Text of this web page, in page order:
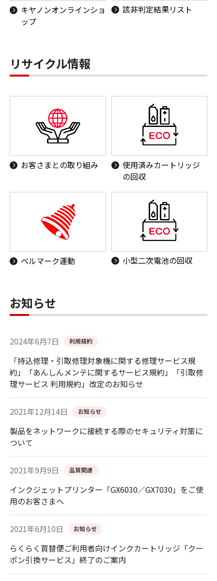
キヤノンオンラインショ
ップ
該非判定結果リスト
リサイクル情報
お客さまとの取り組み
使用済みカートリッジ
の回収
ベルマーク運動 小型二次電池の回収
お知らせ
2024年6月7日 利用規約
「持込修理・引取修理対象機に関する修理サービス規
約」「あんしんメンテに関するサービス規約」「引取修
理サービス 利用規約」改定のお知らせ
2021年12月14日 お知らせ
製品をネットワークに接続する際のセキュリティ対策に
ついて
2021年9月9日 品質関連
インクジェットプリンター「GX6030／GX7030」をご使
用のお客さまへ
2021年6月10日 お知らせ
らくらく買替便ご利用者向けインクカートリッジ「クー
ポン引換サービス」終了のご案内